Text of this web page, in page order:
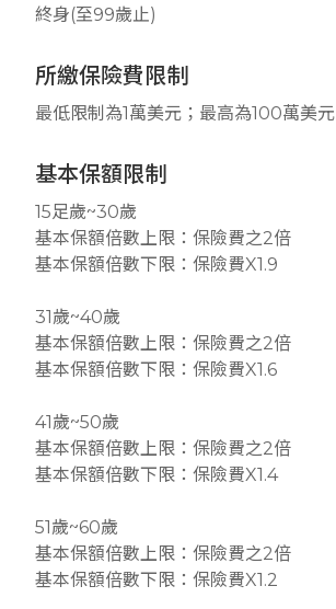
終身(至99歲止)
所繳保險費限制
最低限制為1萬美元；最高為100萬美元
基本保額限制
15足歲~30歲
基本保額倍數上限：保險費之2倍
基本保額倍數下限：保險費X1.9
31歲~40歲
基本保額倍數上限：保險費之2倍
基本保額倍數下限：保險費X1.6
41歲~50歲
基本保額倍數上限：保險費之2倍
基本保額倍數下限：保險費X1.4
51歲~60歲
基本保額倍數上限：保險費之2倍
基本保額倍數下限：保險費X1.2